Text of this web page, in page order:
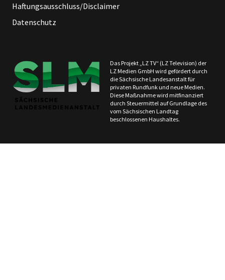
Haftungsausschluss/Disclaimer
Datenschutz
Das Projekt „LZ TV“ (LZ Television) der
LZ Medien GmbH wird gefördert durch
die Sächsische Landesanstalt für
privaten Rundfunk und neue Medien.
Diese Maßnahme wird mitfinanziert
durch Steuermittel auf Grundlage des
vom Sächsischen Landtag
beschlossenen Haushaltes.